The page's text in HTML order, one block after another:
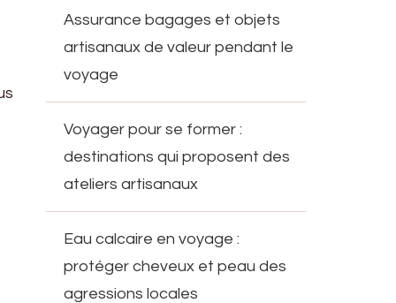
Assurance bagages et objets
artisanaux de valeur pendant le
voyage
Voyager pour se former :
destinations qui proposent des
ateliers artisanaux
Eau calcaire en voyage :
protéger cheveux et peau des
agressions locales